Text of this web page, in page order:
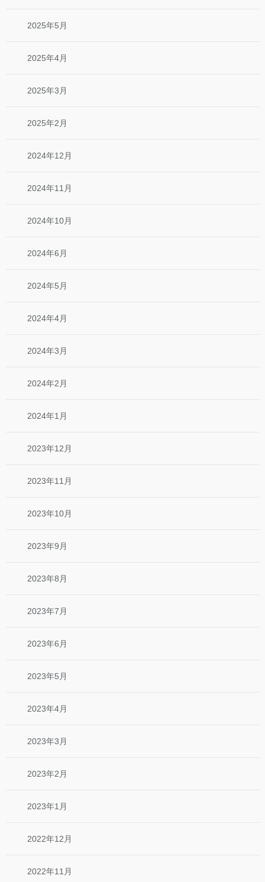
2025年5月
2025年4月
2025年3月
2025年2月
2024年12月
2024年11月
2024年10月
2024年6月
2024年5月
2024年4月
2024年3月
2024年2月
2024年1月
2023年12月
2023年11月
2023年10月
2023年9月
2023年8月
2023年7月
2023年6月
2023年5月
2023年4月
2023年3月
2023年2月
2023年1月
2022年12月
2022年11月